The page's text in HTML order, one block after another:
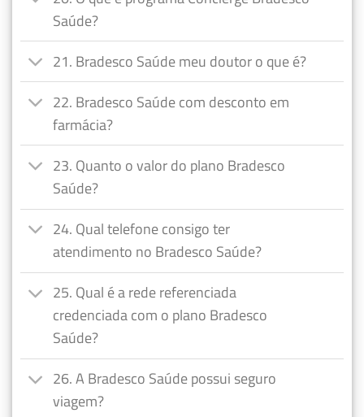
Saúde?
21. Bradesco Saúde meu doutor o que é?
22. Bradesco Saúde com desconto em
farmácia?
23. Quanto o valor do plano Bradesco
Saúde?
24. Qual telefone consigo ter
atendimento no Bradesco Saúde?
25. Qual é a rede referenciada
credenciada com o plano Bradesco
Saúde?
26. A Bradesco Saúde possui seguro
viagem?